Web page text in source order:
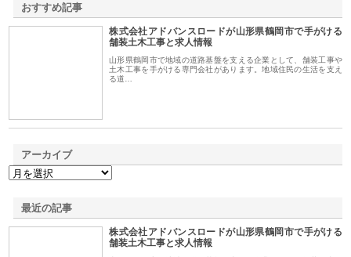
おすすめ記事
株式会社アドバンスロードが山形県鶴岡市で手がける
舗装土木工事と求人情報
山形県鶴岡市で地域の道路基盤を支える企業として、舗装工事や
土木工事を手がける専門会社があります。地域住民の生活を支え
る道…
アーカイブ
最近の記事
株式会社アドバンスロードが山形県鶴岡市で手がける
舗装土木工事と求人情報